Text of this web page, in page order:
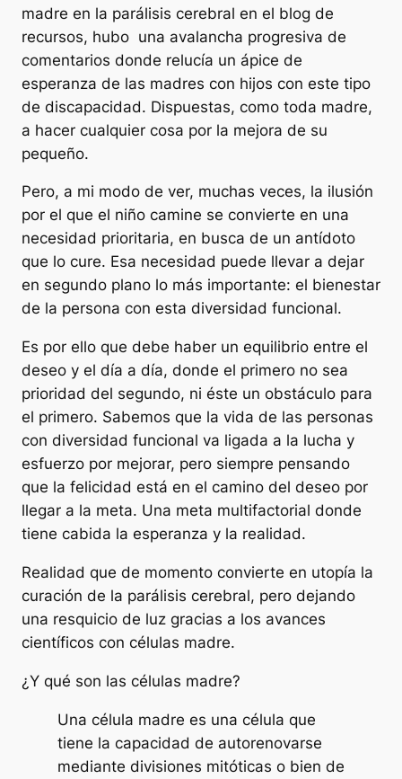
madre en la parálisis cerebral en el blog de
recursos, hubo una avalancha progresiva de
comentarios donde relucía un ápice de
esperanza de las madres con hijos con este tipo
de discapacidad. Dispuestas, como toda madre,
a hacer cualquier cosa por la mejora de su
pequeño.
Pero, a mi modo de ver, muchas veces, la ilusión
por el que el niño camine se convierte en una
necesidad prioritaria, en busca de un antídoto
que lo cure. Esa necesidad puede llevar a dejar
en segundo plano lo más importante: el bienestar
de la persona con esta diversidad funcional.
Es por ello que debe haber un equilibrio entre el
deseo y el día a día, donde el primero no sea
prioridad del segundo, ni éste un obstáculo para
el primero. Sabemos que la vida de las personas
con diversidad funcional va ligada a la lucha y
esfuerzo por mejorar, pero siempre pensando
que la felicidad está en el camino del deseo por
llegar a la meta. Una meta multifactorial donde
tiene cabida la esperanza y la realidad.
Realidad que de momento convierte en utopía la
curación de la parálisis cerebral, pero dejando
una resquicio de luz gracias a los avances
científicos con células madre.
¿Y qué son las células madre?
Una célula madre es una célula que
tiene la capacidad de autorenovarse
mediante divisiones mitóticas o bien de